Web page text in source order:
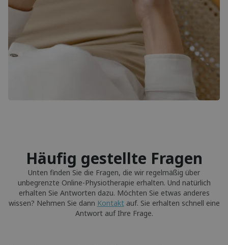
Häufig gestellte Fragen
Unten finden Sie die Fragen, die wir regelmäßig über
unbegrenzte Online-Physiotherapie erhalten. Und natürlich
erhalten Sie Antworten dazu. Möchten Sie etwas anderes
wissen? Nehmen Sie dann Kontaktauf. Sie erhalten schnell eine
Antwort auf Ihre Frage.